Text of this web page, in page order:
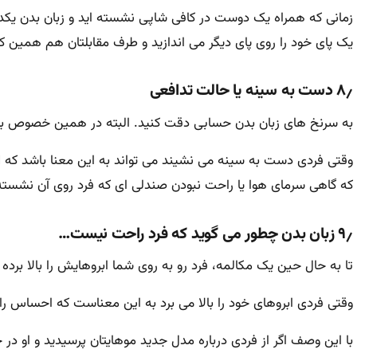
زمانی که همراه یک دوست در کافی شاپی نشسته اید و زبان بدن
یک پای خود را روی پای دیگر می اندازید و طرف مقابلتان هم
۸٫ دست به سینه یا حالت تدافعی
به سرنخ های زبان بدن حسابی دقت کنید. البته در همین خصوص
وقتی فردی دست به سینه می نشیند می تواند به این معنا باشد
که گاهی سرمای هوا یا راحت نبودن صندلی ای که فرد روی آن
۹٫ زبان بدن چطور می گوید که فرد راحت نیست…
تا به حال حین یک مکالمه، فرد رو به روی شما ابروهایش را بالا
وقتی فردی ابروهای خود را بالا می برد به این معناست که احساس
با این وصف اگر از فردی درباره مدل جدید موهایتان پرسیدید و